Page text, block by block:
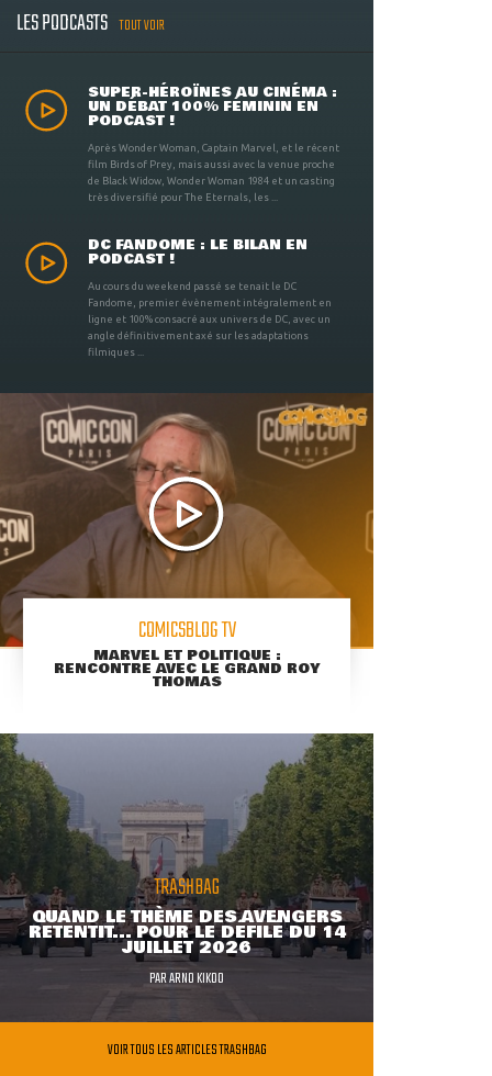
LES PODCASTS TOUT VOIR
SUPER-HÉROÏNES AU CINÉMA :
UN DÉBAT 100% FÉMININ EN
PODCAST !
Après Wonder Woman, Captain Marvel, et le récent
film Birds of Prey, mais aussi avec la venue proche
de Black Widow, Wonder Woman 1984 et un casting
très diversifié pour The Eternals, les ...
DC FANDOME : LE BILAN EN
PODCAST !
Au cours du weekend passé se tenait le DC
Fandome, premier évènement intégralement en
ligne et 100% consacré aux univers de DC, avec un
angle définitivement axé sur les adaptations
filmiques ...
COMICSBLOG TV
MARVEL ET POLITIQUE :
RENCONTRE AVEC LE GRAND ROY
THOMAS
TRASHBAG
QUAND LE THÈME DES AVENGERS
RETENTIT... POUR LE DÉFILÉ DU 14
JUILLET 2026
PARARNO KIKOO
VOIR TOUS LES ARTICLES TRASHBAG